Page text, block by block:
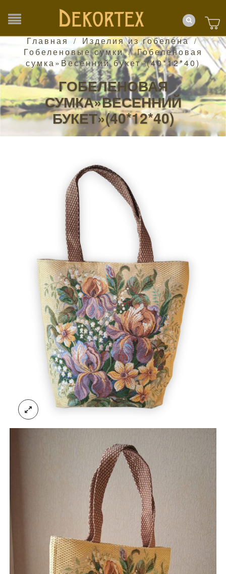
Главная / Изделия из гобелена /
Гобеленовые сумки /Гобеленовая
сумка»Весенний букет»(40*12*40)
ГОБЕЛЕНОВАЯ
СУМКА»ВЕСЕННИЙ
БУКЕТ»(40*12*40)